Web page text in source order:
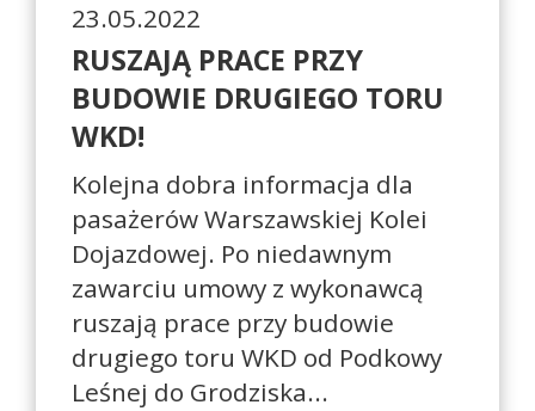
23.05.2022
RUSZAJĄ PRACE PRZY
BUDOWIE DRUGIEGO TORU
WKD!
Kolejna dobra informacja dla
pasażerów Warszawskiej Kolei
Dojazdowej. Po niedawnym
zawarciu umowy z wykonawcą
ruszają prace przy budowie
drugiego toru WKD od Podkowy
Leśnej do Grodziska...